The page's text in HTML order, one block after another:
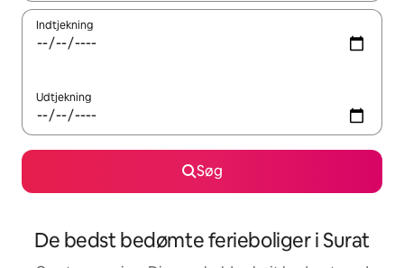
Indtjekning
Udtjekning
Søg
De bedst bedømte ferieboliger i Surat